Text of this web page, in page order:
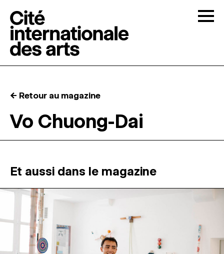
RÉSIDENCES ↓
ATELIERS OUVERTS
PROGRAMMATION
MAGAZINE
← Retour au magazine
Vo Chuong-Dai
Et aussi dans le magazine